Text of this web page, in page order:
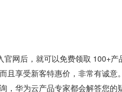
官网后，就可以免费领取 100+产
且享受新客特惠价，非常有诚意
，华为云产品专家都会解答您的